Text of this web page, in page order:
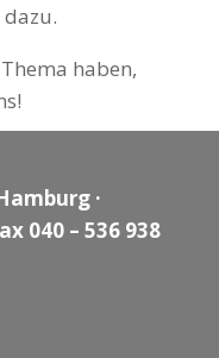
haben,
·
040 – 536 938